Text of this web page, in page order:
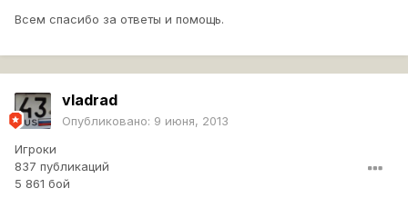
Всем спасибо за ответы и помощь.
vladrad
Опубликовано: 9 июня, 2013
Игроки
837 публикаций
5 861 бой